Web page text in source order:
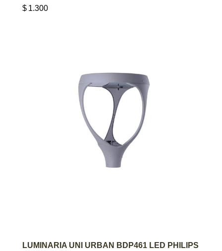
$ 1.300
AGREGAR AL CARRITO
LUMINARIA UNI URBAN BDP461 LED PHILIPS